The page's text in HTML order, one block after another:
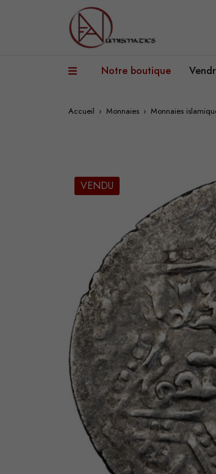
Notre boutique
Accueil › Monnaies › Monnaies
VENDU